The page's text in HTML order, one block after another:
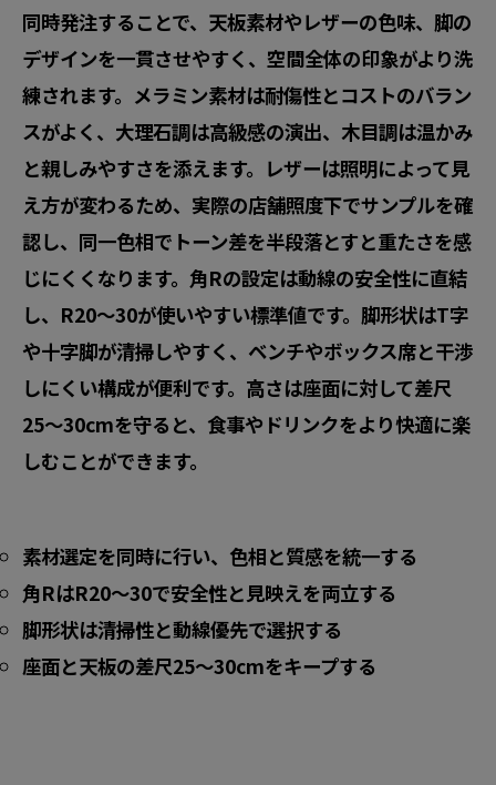
同時発注することで、天板素材やレザーの色味、脚の
デザインを一貫させやすく、空間全体の印象がより洗
練されます。メラミン素材は耐傷性とコストのバラン
スがよく、 大理石調は高級感の演出、木目調は温かみ
と親しみやすさを添えます。レザーは照明によって見
え方が変わるため、実際の店舗照度下でサンプルを確
認し、 同一色相でトーン差を半段落とすと重たさを感
じにくくなります。角Rの設定は動線の安全性に直結
し、 R20〜30が使いやすい標準値です。脚形状はT字
や十字脚が清掃しやすく、ベンチやボックス席と干渉
しにくい構成が便利です。高さは座面に対して差尺
25〜30cmを守ると、食事やドリンクをより快適に楽
しむことができます。
素材選定を同時に行い、色相と質感を統一する
角RはR20〜30で安全性と見映えを両立する
脚形状は清掃性と動線優先で選択する
座面と天板の差尺25〜30cmをキープする